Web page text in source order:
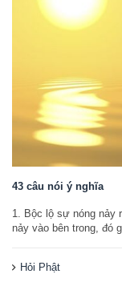
43 câu nói ý nghĩa
1. Bộc lộ sự nóng nảy
nảy vào bên trong, đó
Hỏi Phật